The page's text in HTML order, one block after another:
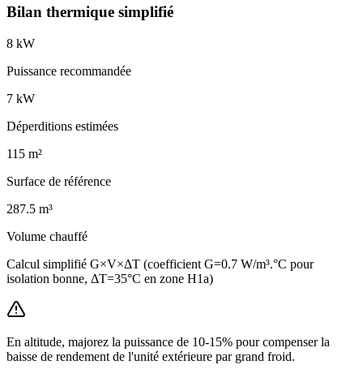
Bilan thermique simplifié
8 kW
Puissance recommandée
7 kW
Déperditions estimées
115 m²
Surface de référence
287.5 m³
Volume chauffé
Calcul simplifié G×V×ΔT (coefficient G=0.7 W/m³.°C pour
isolation bonne, ΔT=35°C en zone H1a)
En altitude, majorez la puissance de 10-15% pour compenser la
baisse de rendement de l'unité extérieure par grand froid.